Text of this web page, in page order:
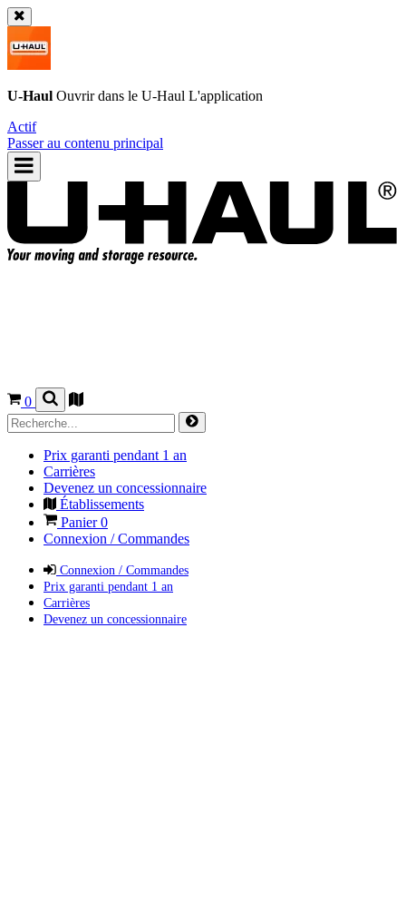
U-Haul Ouvrir dans le U-Haul L'application
Actif
Passer au contenu principal
0
Prix garanti pendant 1 an
Carrières
Devenez un concessionnaire
Établissements
Panier0
Connexion / Commandes
Connexion / Commandes
Prix garanti pendant 1 an
Carrières
Devenez un concessionnaire